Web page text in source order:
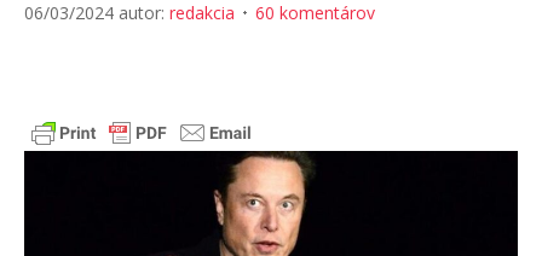
06/03/2024 autor: redakcia 60 komentárov